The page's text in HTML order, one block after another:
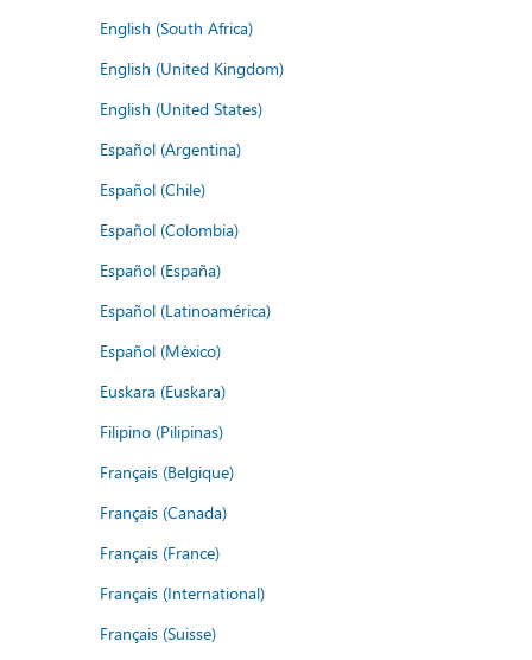
English (South Africa)
English (United Kingdom)
English (United States)
Español (Argentina)
Español (Chile)
Español (Colombia)
Español (España)
Español (Latinoamérica)
Español (México)
Euskara (Euskara)
Filipino (Pilipinas)
Français (Belgique)
Français (Canada)
Français (France)
Français (International)
Français (Suisse)